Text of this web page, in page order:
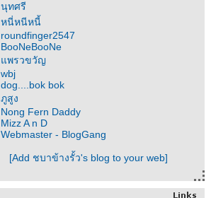
นุทศรี
หนี่หนีหนี้
roundfinger2547
BooNeBooNe
พรวขวัญ
wbj
dog....bok bok
ภูสูง
Nong Fern Daddy
Mizz A n D
Webmaster - BlogGang
[Add ชบาข้างรั้ว's blog to your web]